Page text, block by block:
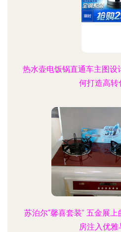
热水壶电饭锅直通车主图设
何打造高转
苏泊尔“馨喜套装” 五金展
房注入优雅